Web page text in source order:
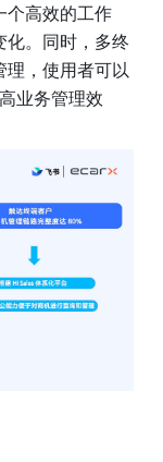
个高效的工作
化。同时，多终
，使用者可以
业务管理效